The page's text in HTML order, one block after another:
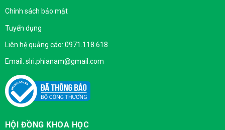
Chính sách bảo mật
Tuyển dụng
Liên hệ quảng cáo: 0971.118.618
Email: slri.phianam@gmail.com
HỘI ĐỒNG KHOA HỌC